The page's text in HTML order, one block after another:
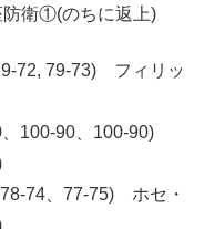
衛①(のちに返上)
72, 79-73) フィリッ
100-90、100-90)
74、77-75) ホセ・